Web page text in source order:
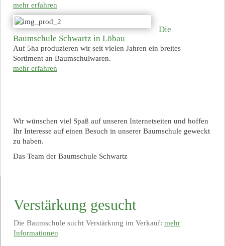
mehr erfahren
Die
Baumschule Schwartz in Löbau
Auf 5ha produzieren wir seit vielen Jahren ein breites
Sortiment an Baumschulwaren.
mehr erfahren
Wir wünschen viel Spaß auf unseren Internetseiten und hoffen
Ihr Interesse auf einen Besuch in unserer Baumschule geweckt
zu haben.
Das Team der Baumschule Schwartz
Verstärkung gesucht
Die Baumschule sucht Verstärkung im Verkauf: mehr
Informationen